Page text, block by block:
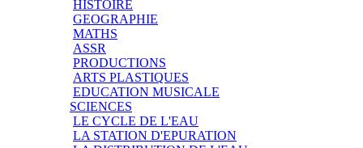
HISTOIRE
GEOGRAPHIE
MATHS
ASSR
PRODUCTIONS
ARTS PLASTIQUES
EDUCATION MUSICALE
SCIENCES
LE CYCLE DE L'EAU
LA STATION D'EPURATION